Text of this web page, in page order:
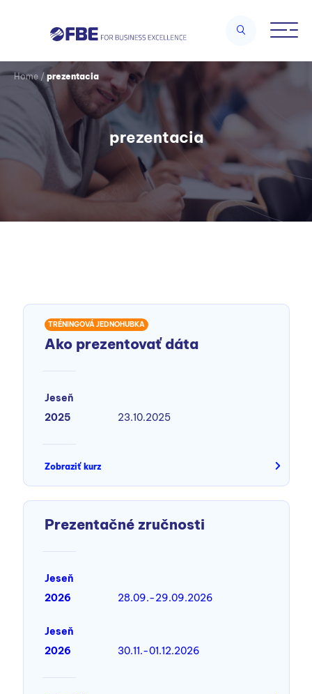
prezentacia
Home / prezentacia
TRÉNINGOVÁ JEDNOHUBKA
Ako prezentovať dáta
Jeseň
2025
23.10.2025
Zobraziť kurz
Prezentačné zručnosti
Jeseň
2026
28.09.-29.09.2026
Jeseň
2026
30.11.-01.12.2026